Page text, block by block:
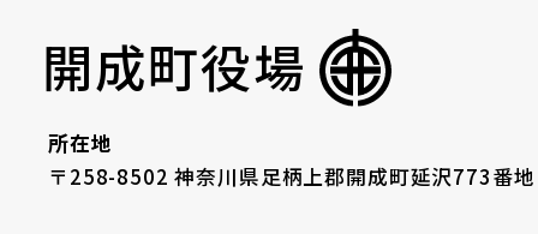
開成町役場
所在地
〒258-8502 神奈川県足柄上郡開成町延沢773番地